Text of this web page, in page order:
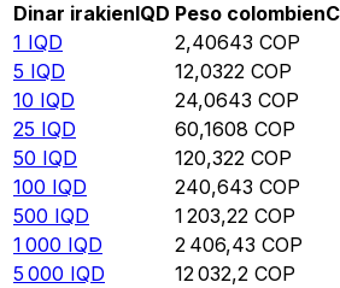
Dinar irakienIQD Peso colombien
1 IQD 2,40643 COP
5 IQD 12,0322 COP
10 IQD 24,0643 COP
25 IQD 60,1608 COP
50 IQD 120,322 COP
100 IQD 240,643 COP
500 IQD 1 203,22 COP
1 000 IQD 2 406,43 COP
5 000 IQD 12 032,2 COP